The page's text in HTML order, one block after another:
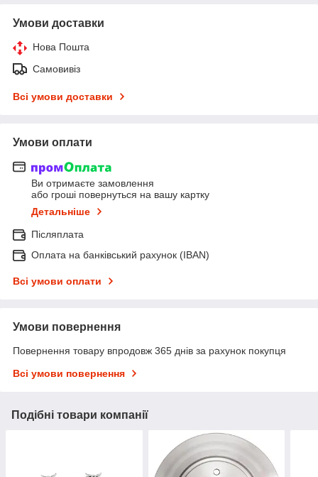
Умови доставки
Нова Пошта
Самовивіз
Всі умови доставки
Умови оплати
Ви отримаєте замовлення
або гроші повернуться на вашу картку
Детальніше
Післяплата
Оплата на банківський рахунок (IBAN)
Всі умови оплати
Умови повернення
Повернення товару впродовж 365 днів за рахунок покупця
Всі умови повернення
Подібні товари компанії